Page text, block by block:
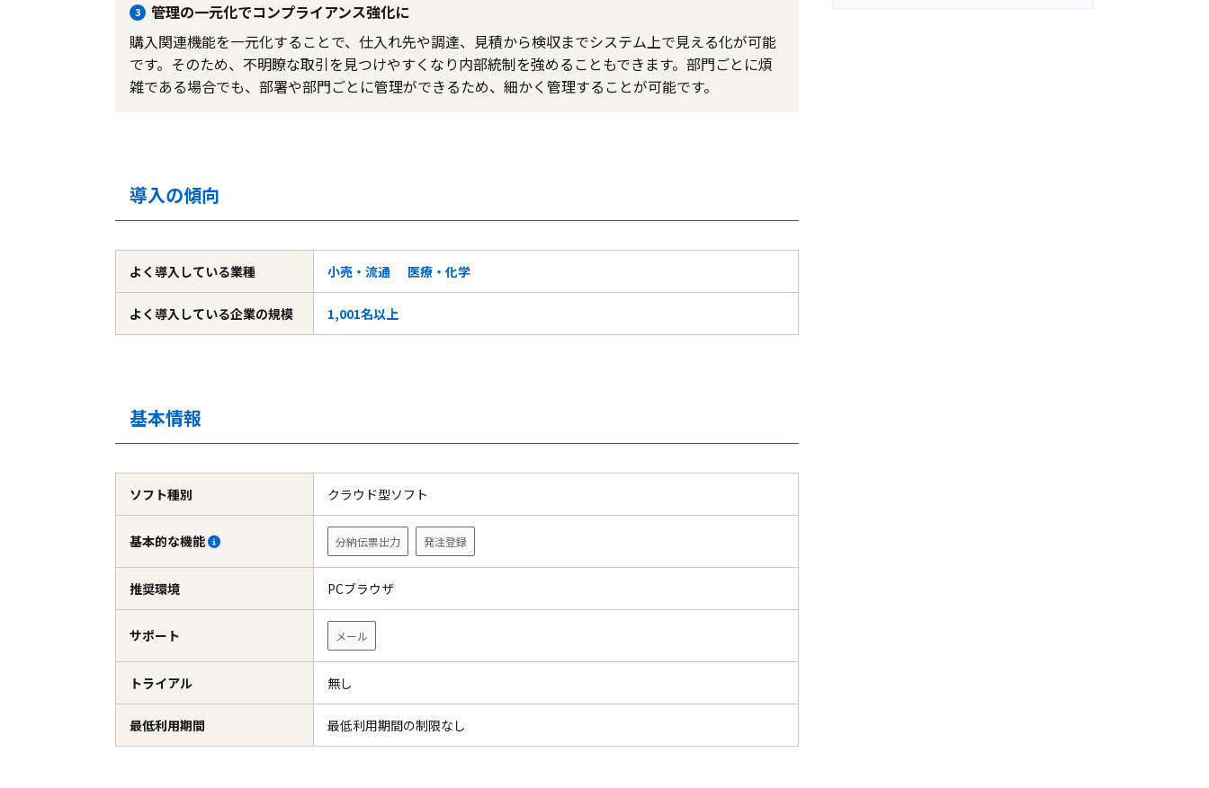
3
管理の一元化でコンプライアンス強化に
購入関連機能を一元化することで、仕入れ先や調達、見積から検収までシステム上で見える化が可能
です。そのため、不明瞭な取引を見つけやすくなり内部統制を強めることもできます。部門ごとに煩
雑である場合でも、部署や部門ごとに管理ができるため、細かく管理することが可能です。
導入の傾向
よく導入している業種 小売・流通 医療・化学
よく導入している企業の規模 1,001名以上
基本情報
ソフト種別 クラウド型ソフト
基本的な機能 分納伝票出力 発注登録
推奨環境 PCブラウザ
サポート メール
トライアル 無し
最低利用期間 最低利用期間の制限なし